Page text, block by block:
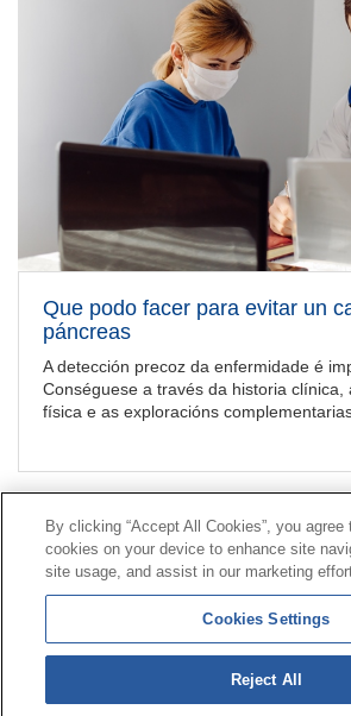
Que podo facer para evitar un
páncreas
A detección precoz da enfermidade é
Conséguese a través da historia clínica,
física e as exploracións
Contacto|Perfil do contratante|
Liña Universal 900 203 203
|
Zona
Prestacións Especiais|Zona Privada
© Mutua Universal 2026| Mapa do
Política de Protección de Datos
By clicking “Accept All Cookies”, you
cookies on your device to enhance site
site usage, and assist in our marketing
Cookies Settings
Reject All